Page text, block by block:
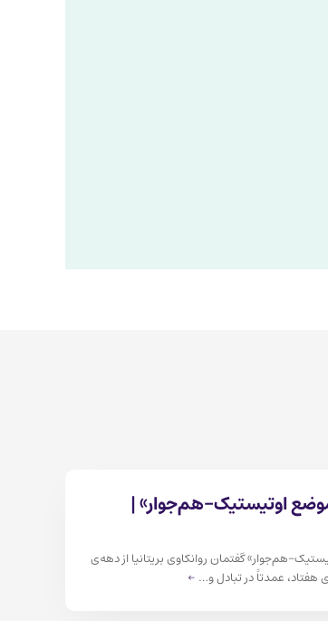
اوتیستیک-هم‌جوار» |
هم‌جوار» گفتمان روانکاوی بریتانیا از دهه‌ی
عمدتاً در تبادل و… ←